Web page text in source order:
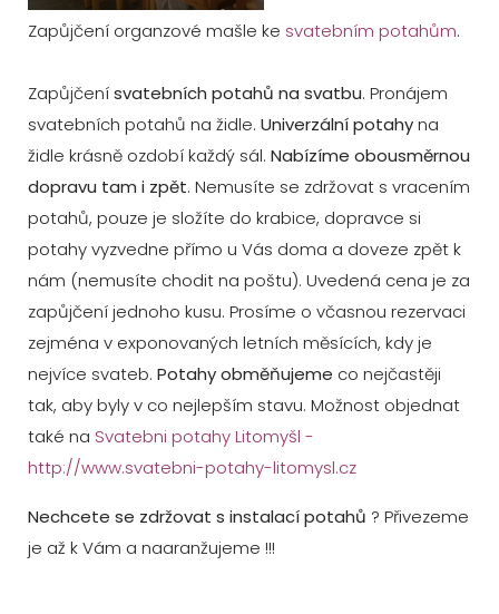
Zapůjčení organzové mašle ke svatebním potahům.
Zapůjčenísvatebních potahů na svatbu. Pronájem
svatebních potahů na židle. Univerzální potahyna
židle krásně ozdobí každý sál. Nabízíme obousměrnou
dopravu tam i zpět. Nemusíte se zdržovat s vracením
potahů, pouze je složíte do krabice, dopravce si
potahy vyzvedne přímo u Vás doma a doveze zpět k
nám (nemusíte chodit na poštu). Uvedená cena je za
zapůjčení jednoho kusu. Prosíme o včasnou rezervaci
zejména v exponovaných letních měsících, kdy je
nejvíce svateb. Potahy obměňujeme co nejčastěji
tak, aby byly v co nejlepším stavu. Možnost objednat
také na Svatebni potahy Litomyšl -
http://www.svatebni-potahy-litomysl.cz
Nechcete se zdržovat s instalací potahů ? Přivezeme
je až k Vám a naaranžujeme !!!